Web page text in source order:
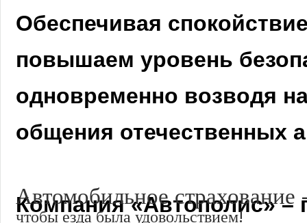
Автомобильное страхование
чтобы езда была удовольствием!
Обеспечивая
повышаем уровень
одновременно возводя
общения отечественных
Компания «Автополис» –